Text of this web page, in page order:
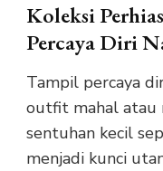
Koleksi
Percaya Diri
Tampil percaya
outfit mahal atau
sentuhan kecil
menjadi kunci